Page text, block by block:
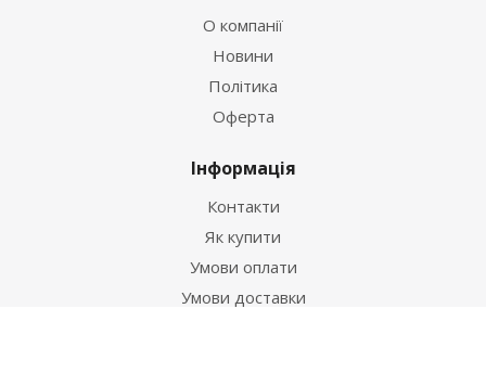
О компанії
Новини
Політика
Оферта
Інформація
Контакти
Як купити
Умови оплати
Умови доставки